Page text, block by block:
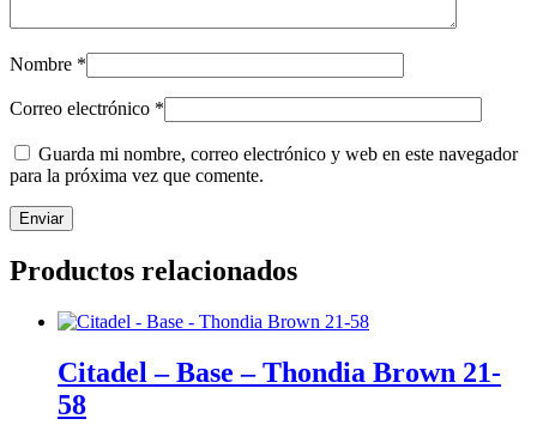
Nombre *
Correo electrónico *
Guarda mi nombre, correo electrónico y web en este navegador
para la próxima vez que comente.
Productos relacionados
Citadel – Base – Thondia Brown 21-
58